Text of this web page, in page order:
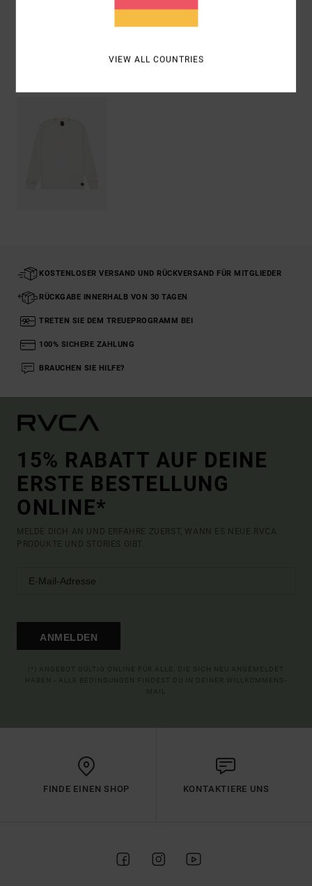
KOSTENLOSER VERSAND UND RÜCKVERSAND FÜR MITGLIEDER
RÜCKGABE INNERHALB VON 30 TAGEN
TRETEN SIE DEM TREUEPROGRAMM BEI
100% SICHERE ZAHLUNG
BRAUCHEN SIE HILFE?
15% RABATT AUF DEINE
ERSTE BESTELLUNG
ONLINE*
MELDE DICH AN UND ERFAHRE ZUERST, WANN ES NEUE RVCA
PRODUKTE UND STORIES GIBT.
ANMELDEN
FINDE EINEN SHOP KONTAKTIERE UNS
VIEW ALL COUNTRIES